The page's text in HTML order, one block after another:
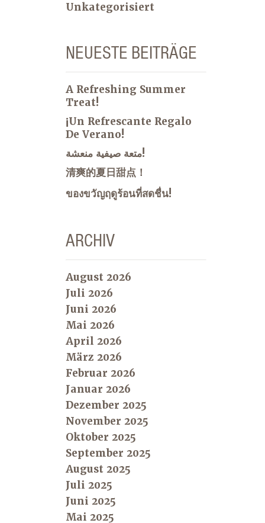
Unkategorisiert
NEUESTE BEITRÄGE
A Refreshing Summer
Treat!
¡Un Refrescante Regalo
De Verano!
متعة صيفية منعشة!
清爽的夏日甜点！
ของขวัญฤดูร้อนที่สดชื่น!
ARCHIV
August 2026
Juli 2026
Juni 2026
Mai 2026
April 2026
März 2026
Februar 2026
Januar 2026
Dezember 2025
November 2025
Oktober 2025
September 2025
August 2025
Juli 2025
Juni 2025
Mai 2025